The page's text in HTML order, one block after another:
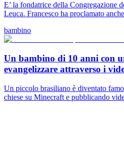
E’ la fondatrice della Congregazione
Leuca. Francesco ha proclamato
bambino
Un bambino di 10 anni con
evangelizzare attraverso i
Un piccolo brasiliano è diventato
chiese su Minecraft e pubblicando